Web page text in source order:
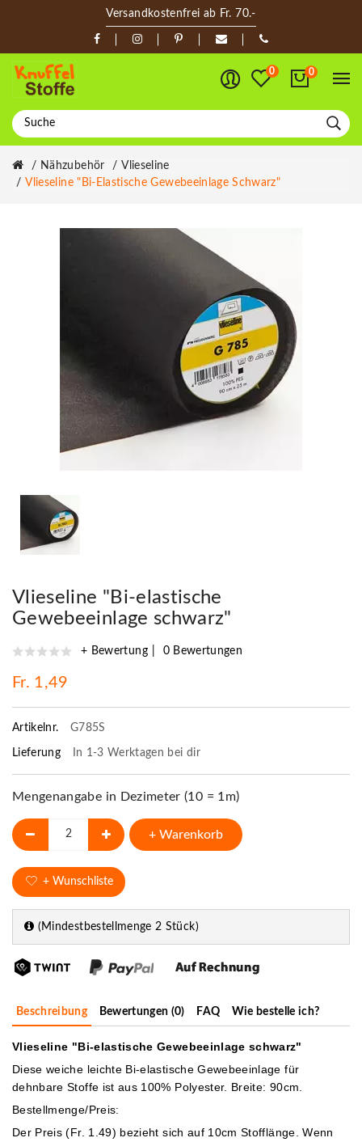
Versandkostenfrei ab Fr. 70.-
0 0
Nähzubehör
Vlieseline
Vlieseline "Bi-Elastische Gewebeeinlage Schwarz"
Vlieseline "Bi-elastische
Gewebeeinlage schwarz"
+ Bewertung 0 Bewertungen
Fr. 1,49
Artikelnr. G785S
Lieferung In 1-3 Werktagen bei dir
Mengenangabe in Dezimeter (10 = 1m)
+ Warenkorb
+ Wunschliste
(Mindestbestellmenge 2 Stück)
Beschreibung Bewertungen (0) FAQ Wie bestelle ich?
Vlieseline "Bi-elastische Gewebeeinlage schwarz"
Diese weiche leichte Bi-elastische Gewebeeinlage für
dehnbare Stoffe ist aus 100% Polyester. Breite: 90cm.
Bestellmenge/Preis:
Der Preis (Fr. 1.49) bezieht sich auf 10cm Stofflänge. Wenn